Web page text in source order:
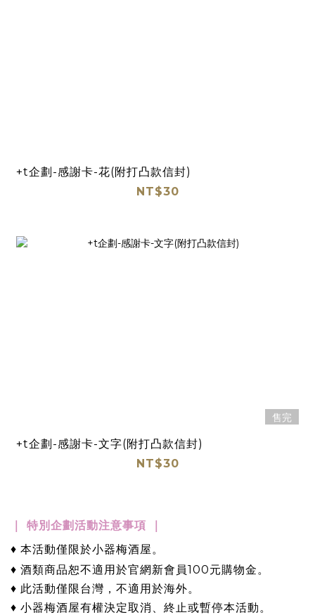
+t企劃-感謝卡-花(附打凸款信封)
NT$30
售完
+t企劃-感謝卡-文字(附打凸款信封)
NT$30
｜ 特別企劃活動注意事項 ｜
♦ 本活動僅限於小器梅酒屋 。
♦ 酒類商品恕不適用於官網新會員100元購物金。
♦ 此活動僅限台灣，不適用於海外。
♦ 小器梅酒屋有權決定取消、終止或暫停本活動 。